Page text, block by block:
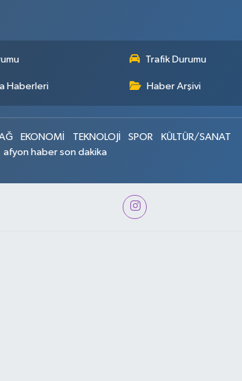
Trafik Durumu
Haberleri Haber Arşivi
EKONOMİ TEKNOLOJİ SPOR
KÜLTÜR/SANAT
afyon haber son dakika